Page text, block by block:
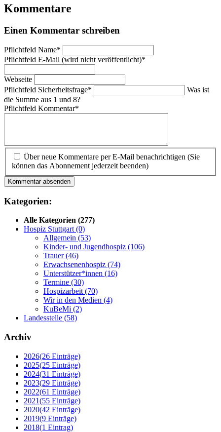
Kommentare
Einen Kommentar schreiben
Pflichtfeld Name*
Pflichtfeld E-Mail (wird nicht veröffentlicht)*
Webseite
Pflichtfeld Sicherheitsfrage*
Was ist
die Summe aus 1 und 8?
Pflichtfeld Kommentar*
Über neue Kommentare per E-Mail benachrichtigen (Sie
können das Abonnement jederzeit beenden)
Kommentar absenden
Kategorien:
Alle Kategorien (277)
Hospiz Stuttgart (0)
Allgemein (53)
Kinder- und Jugendhospiz (106)
Trauer (46)
Erwachsenenhospiz (74)
Unterstützer*innen (16)
Termine (30)
Hospizarbeit (70)
Wir in den Medien (4)
KuBeMi (2)
Landesstelle (58)
Archiv
2026(26 Einträge)
2025(25 Einträge)
2024(31 Einträge)
2023(29 Einträge)
2022(61 Einträge)
2021(55 Einträge)
2020(42 Einträge)
2019(9 Einträge)
2018(1 Eintrag)